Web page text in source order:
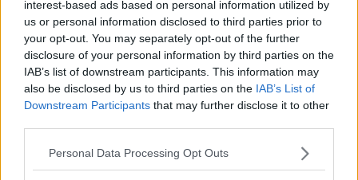
interest-based ads based on personal information utilized by
us or personal information disclosed to third parties prior to
your opt-out. You may separately opt-out of the further
disclosure of your personal information by third parties on the
IAB’s list of downstream participants. This information may
also be disclosed by us to third parties on the IAB’s List of
Downstream Participants that may further disclose it to other
Personal Data Processing Opt Outs
Stunfisk Magearna Corviknight
Cufant Copperajah Zacian ex
Bagon Shelgon Salamence ex